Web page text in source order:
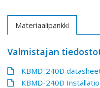
Materiaalipankki
Valmistajan
KBMD-240D
KBMD-240D